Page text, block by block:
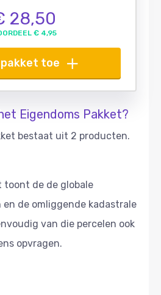
28,50
€ 4,95
pakket toe
Eigendoms Pakket?
bestaat uit 2 producten.
toont de de globale
de omliggende kadastrale
van die percelen ook
opvragen.